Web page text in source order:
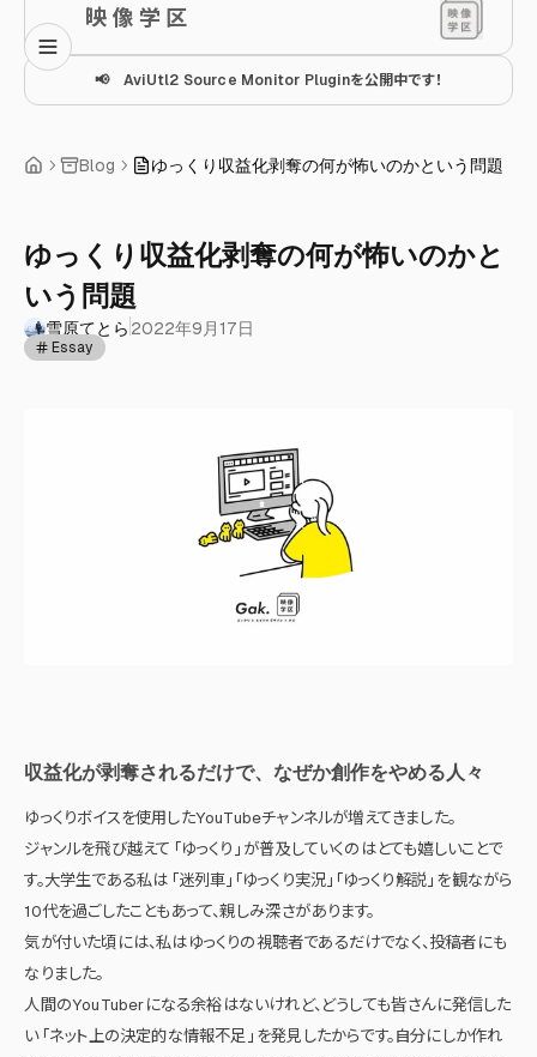
映 像 学 区
📢 AviUtl2 Source Monitor Pluginを公開中です！
Blog ゆっくり収益化剥奪の何が怖いのかという問題
ゆっくり収益化剥奪の何が怖いのかと
いう問題
雪原てとら 2022年9月17日
Essay
収益化が剥奪されるだけで、なぜか創作をやめる人々
ゆっくりボイスを使用したYouTubeチャンネルが増えてきました。
ジャンルを飛び越えて 「ゆっくり」 が普及していくのはとても嬉しいことで
す。大学生である私は 「迷列車」 「ゆっくり実況」 「ゆっくり解説」 を観ながら
10代を過ごしたこともあって、親しみ深さがあります。
気が付いた頃には、私はゆっくりの視聴者であるだけでなく、投稿者にも
なりました。
人間のYouTuberになる余裕はないけれど、どうしても皆さんに発信した
い 「ネット上の決定的な情報不足」 を発見したからです。自分にしか作れ